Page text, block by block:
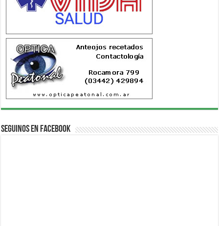
Seguinos en Facebook